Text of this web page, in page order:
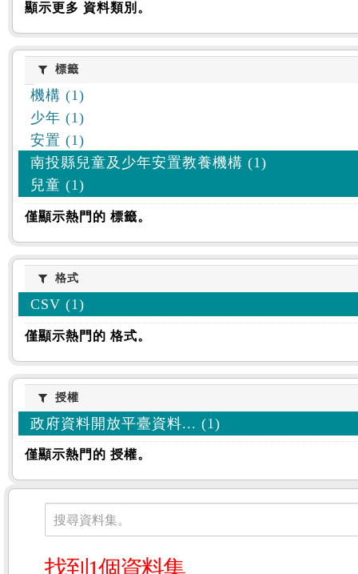
顯示更多 資料類別。
標籤標籤
機構 (1)
少年 (1)
安置 (1)
南投縣兒童及少年安置教養機構 (1)
兒童 (1)
僅顯示熱門的 標籤。
格式格式
CSV (1)
僅顯示熱門的 格式。
授權授權
政府資料開放平臺資料... (1)
僅顯示熱門的 授權。
資料集
搜尋資料集。
找到1個資料集